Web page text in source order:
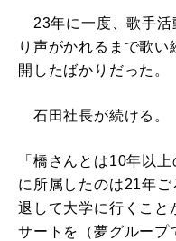
23年に一度、歌手活
り声がかれるまで歌
開したばかりだった。
石田社長が続ける。
「橋さんとは10年以
に所属したのは21年ご
退して大学に行くこと
サートを（夢グループ